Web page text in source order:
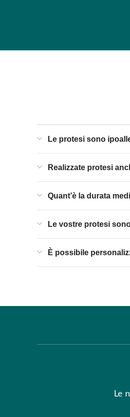
Le protesi sono
Realizzate protesi
Quant’è la durata
Le vostre protesi
È possibile
Le